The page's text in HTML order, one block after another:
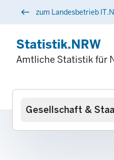
west zum Landesbetrieb
Statistik.NRW
Amtliche Statistik für
Hauptnavigation
Gesellschaft &